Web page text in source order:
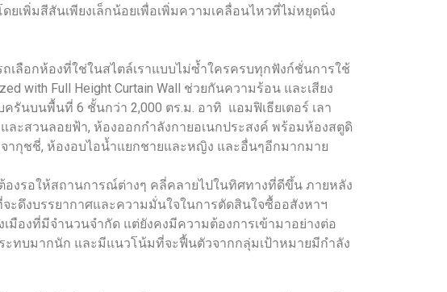
เพิ่มสีสันเพียงเล็กน้อยเพื่อเพิ่มความเคลื่อนไหวที่ไม่หยุดนิ่ง
ลือกห้องที่ใช่ในสไตล์เราแบบไม่ซ้ำใครครบทุกฟังก์ชั่นการใช้
with Full Height Curtain Wall ช่วยกันความร้อน และเสียง
นบนพื้นที่ 6 ชั้นกว่า 2,000 ตร.ม. อาทิ แอมฟิเธียเตอร์ เลา
ละสวนลอยฟ้า, ห้องออกกำลังกายอเนกประสงค์ พร้อมห้องสตูดิ
ากุชชี่, ห้องอบไอน้ำแยกชายและหญิง และอื่นๆอีกมากมาย
รอให้สถานการณ์ต่างๆ คลี่คลายไปในทิศทางที่ดีขึ้น ภายหลัง
ดึงบรรยากาศและความมั่นใจในการตัดสินใจซื้ออสังหาฯ
องที่มีจำนวนจำกัด แต่ยังคงมีความต้องการเข้ามาอย่างต่อ
ะทบมากนัก และมีแนวโน้มที่จะฟื้นตัวจากกลุ่มเป้าหมายมีกำลัง